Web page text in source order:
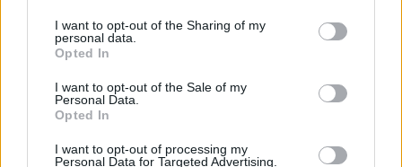
not limited to your visit or usage behaviour. You may click to
grant or deny consent to Google and its third-party tags to
use your data for below specified purposes in below Google
consent section.
I want to opt-out of the Sharing of my
personal data.
Opted In
I want to opt-out of the Sale of my
Personal Data.
Opted In
I want to opt-out of processing my
Personal Data for Targeted Advertising.